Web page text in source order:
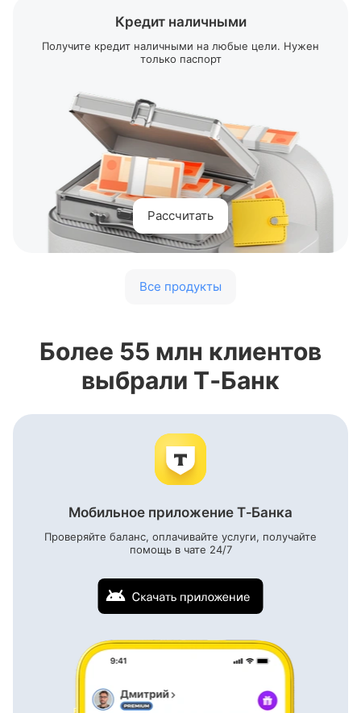
Кредит наличными
Получите кредит наличными на любые цели. Нужен
только паспорт
Рассчитать
Все продукты
Более 55 млн клиентов
выбрали Т‑Банк
Мобильное приложение Т‑Банка
Проверяйте баланс, оплачивайте услуги, получайте
помощь в чате 24/7